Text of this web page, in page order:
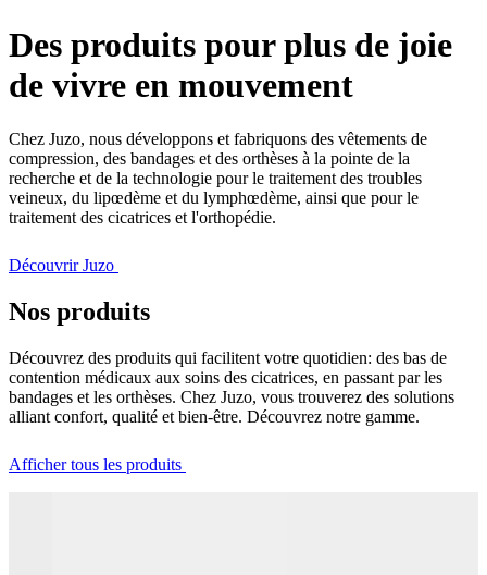
Des produits pour plus de joie
de vivre en mouvement
Chez Juzo, nous développons et fabriquons des vêtements de
compression, des bandages et des orthèses à la pointe de la
recherche et de la technologie pour le traitement des troubles
veineux, du lipœdème et du lymphœdème, ainsi que pour le
traitement des cicatrices et l'orthopédie.
Découvrir Juzo
Nos produits
Découvrez des produits qui facilitent votre quotidien: des bas de
contention médicaux aux soins des cicatrices, en passant par les
bandages et les orthèses. Chez Juzo, vous trouverez des solutions
alliant confort, qualité et bien-être. Découvrez notre gamme.
Afficher tous les produits